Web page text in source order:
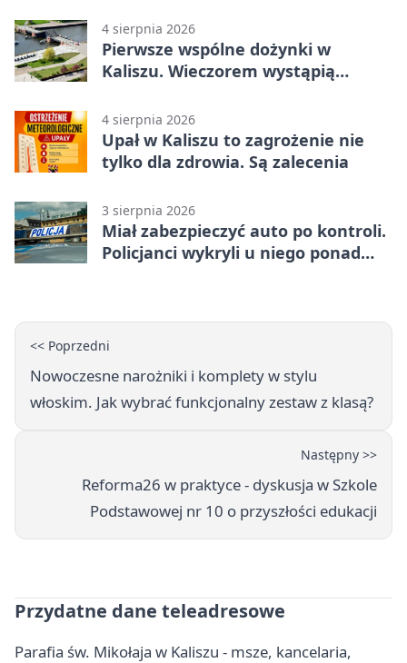
4 sierpnia 2026
Pierwsze wspólne dożynki w
Kaliszu. Wieczorem wystąpią
4 sierpnia 2026
Upał w Kaliszu to zagrożenie nie
tylko dla zdrowia. Są zalecenia
3 sierpnia 2026
Miał zabezpieczyć auto po kontroli.
Policjanci wykryli u niego ponad
<< Poprzedni
Nowoczesne narożniki i komplety w stylu
włoskim. Jak wybrać funkcjonalny zestaw z klasą?
Następny >>
Reforma26 w praktyce - dyskusja w Szkole
Podstawowej nr 10 o przyszłości edukacji
Przydatne dane teleadresowe
Parafia św. Mikołaja w Kaliszu - msze, kancelaria,